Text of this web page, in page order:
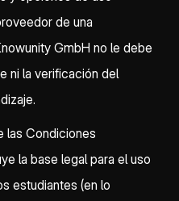
de una
GmbH no le debe
ni la verificación del
las Condiciones
la base legal para el uso
estudiantes (en lo